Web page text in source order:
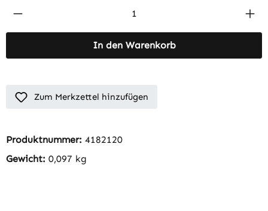
Produkt Anzahl: Gib den gewünschten
In den Warenkorb
Zum Merkzettel hinzufügen
Produktnummer: 4182120
Gewicht: 0,097 kg